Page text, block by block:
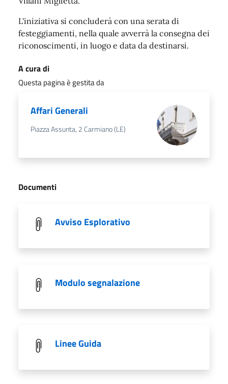
L'iniziativa si concluderà con una serata di
festeggiamenti, nella quale avverrà la consegna dei
riconoscimenti, in luogo e data da destinarsi.
A cura di
Questa pagina è gestita da
Affari Generali
Piazza Assunta, 2 Carmiano (LE)
Documenti
Avviso Esplorativo
Modulo segnalazione
Linee Guida